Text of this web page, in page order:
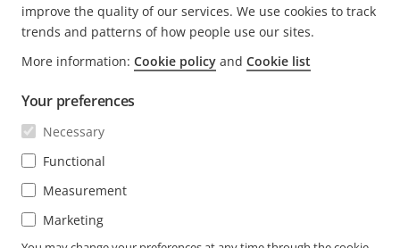
FOOTER
CONTATTO
Contattaci
Experience Center
NOVITÀ E STORIE
Casi di successo dei clienti
Life at Axis
Engineering at Axis
ISCRIVITI
Iscriviti alla newsletter
Iscriviti alle e-mail di notifica di sicurezza di Axis
improve the quality of our services. We use cookies to track
trends and patterns of how people use our sites.
More information: Cookie policy and Cookie list
Your preferences
Necessary
Functional
Measurement
Marketing